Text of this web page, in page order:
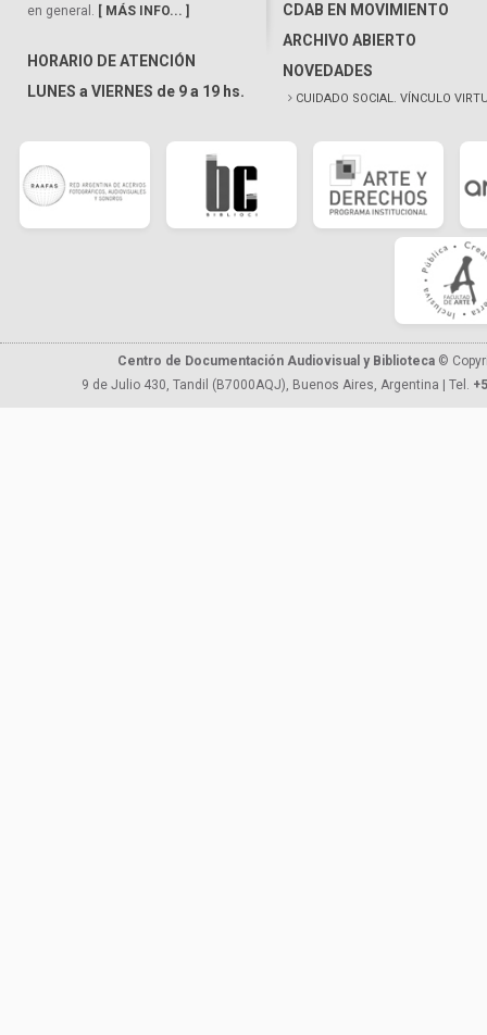
en general. [ MÁS INFO... ]
HORARIO DE ATENCIÓN
LUNES a VIERNES de 9 a 19 hs.
CDAB EN MOVIMIENTO
ARCHIVO ABIERTO
NOVEDADES
CUIDADO SOCIAL. VÍNCULO
Centro de Documentación Audiovisual y Biblioteca ©
9 de Julio 430, Tandil (B7000AQJ), Buenos Aires, Argentina | Tel.